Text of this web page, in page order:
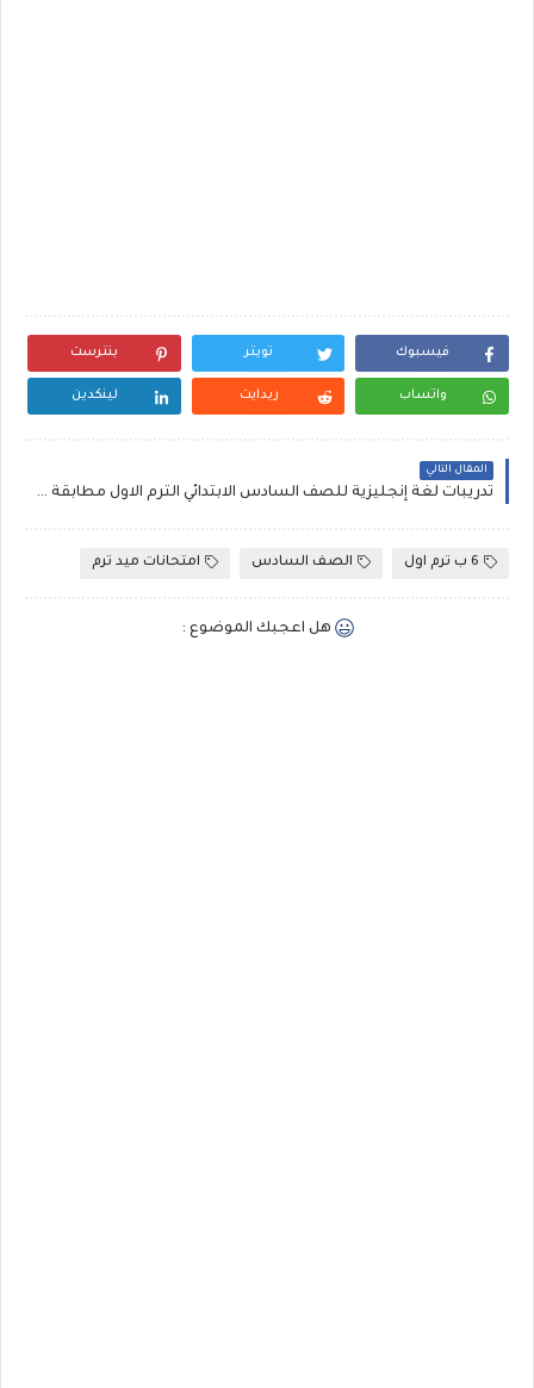
فيسبوك تويتر بنترست
واتساب ريدايت لينكدين
المقال التالي
تدريبات لغة إنجليزية للصف السادس الابتدائي الترم الاول مطابقة لنماذج امتحانات نصف العام 2024
6 ب ترم اول الصف السادس امتحانات ميد ترم
هل اعجبك الموضوع :